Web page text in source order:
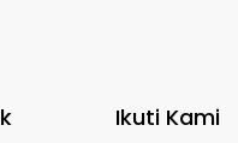
Ikuti Kami